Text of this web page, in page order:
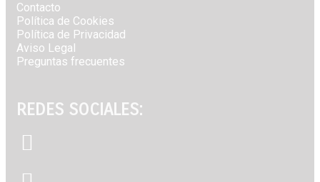
Contacto⁣
Política de Cookies⁣
Política de Privacidad⁣
Aviso Legal⁣
Preguntas frecuentes
REDES SOCIALES: